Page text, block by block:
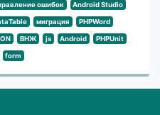
ошибок Android Studio
миграция PHPWord
ВНЖ js Android PHPUnit
form